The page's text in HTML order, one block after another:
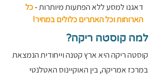
דאגנו למסע ללא הפתעות מיותרות - כל
הארוחות וכל האתרים כלולים במחיר!
למה קוסטה ריקה?
קוסטה ריקה היא ארץ קטנה וייחודית הנמצאת
במרכז אמריקה, בין האוקיינוס האטלנטי